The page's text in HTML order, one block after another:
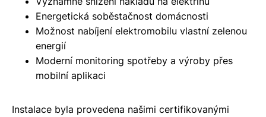
Energetická soběstačnost domácnosti
Možnost nabíjení elektromobilu vlastní zelenou
energií
Moderní monitoring spotřeby a výroby přes
mobilní aplikaci
Instalace byla provedena našimi certifikovanými